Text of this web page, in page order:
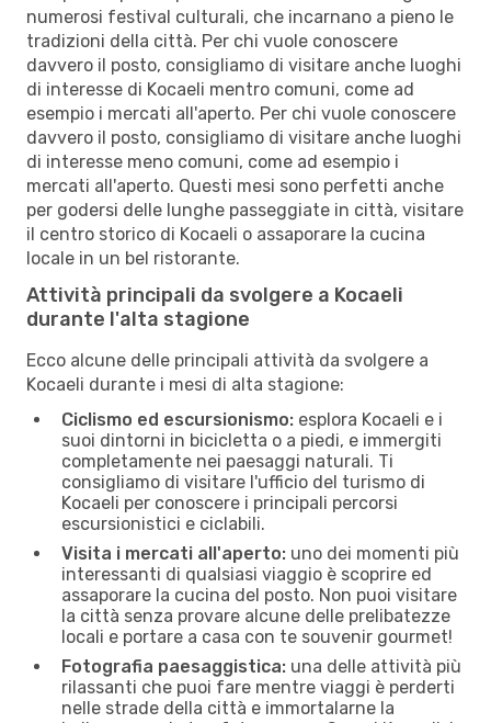
numerosi festival culturali, che incarnano a pieno le
tradizioni della città. Per chi vuole conoscere
davvero il posto, consigliamo di visitare anche luoghi
di interesse di Kocaeli mentro comuni, come ad
esempio i mercati all'aperto. Per chi vuole conoscere
davvero il posto, consigliamo di visitare anche luoghi
di interesse meno comuni, come ad esempio i
mercati all'aperto. Questi mesi sono perfetti anche
per godersi delle lunghe passeggiate in città, visitare
il centro storico di Kocaeli o assaporare la cucina
locale in un bel ristorante.
Attività principali da svolgere a Kocaeli
durante l'alta stagione
Ecco alcune delle principali attività da svolgere a
Kocaeli durante i mesi di alta stagione:
Ciclismo ed escursionismo: esplora Kocaeli e i
suoi dintorni in bicicletta o a piedi, e immergiti
completamente nei paesaggi naturali. Ti
consigliamo di visitare l'ufficio del turismo di
Kocaeli per conoscere i principali percorsi
escursionistici e ciclabili.
Visita i mercati all'aperto: uno dei momenti più
interessanti di qualsiasi viaggio è scoprire ed
assaporare la cucina del posto. Non puoi visitare
la città senza provare alcune delle prelibatezze
locali e portare a casa con te souvenir gourmet!
Fotografia paesaggistica: una delle attività più
rilassanti che puoi fare mentre viaggi è perderti
nelle strade della città e immortalarne la